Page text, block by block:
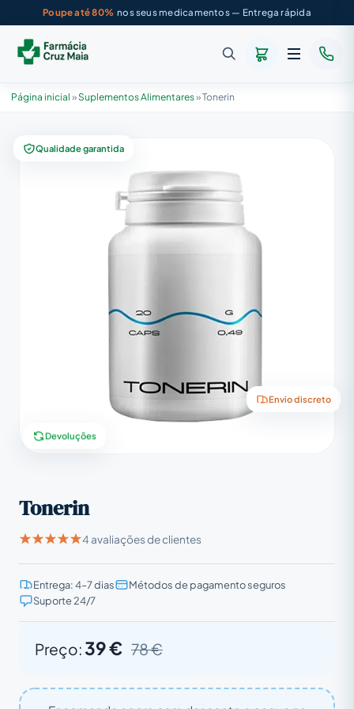
Poupe até 80% nos seus medicamentos — Entrega rápida
Página inicial »Suplementos Alimentares»Tonerin
Qualidade garantida
Envio discreto
Devoluções
Tonerin
4 avaliações de clientes
Entrega: 4–7 dias
Métodos de pagamento seguros
Suporte 24/7
Preço:39 € 78 €